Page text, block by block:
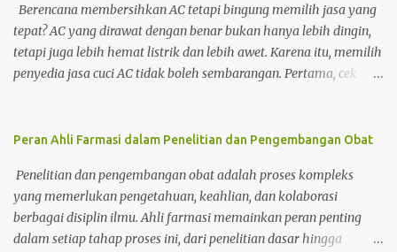
Berencana membersihkan AC tetapi bingung memilih jasa yang
tepat? AC yang dirawat dengan benar bukan hanya lebih dingin,
tetapi juga lebih hemat listrik dan lebih awet. Karena itu, memilih
penyedia jasa cuci AC tidak boleh sembarangan. Pertama, cek
pelanggan yang bisa ditelusuri. Reputasi baik biasanya tercermin
pengalaman teknisi. Teknisi berpengalaman tidak hanya bisa
membongkar dan membersihkan, tetapi juga mampu mendeteksi
gejala awal kerusakan seperti kebocoran freon, kompresor
melemah, atau PCB bermasalah. Jangan ragu menanyakan
Peran Ahli Farmasi dalam Penelitian dan Pengembangan Obat
Penelitian dan pengembangan obat adalah proses kompleks
yang memerlukan pengetahuan, keahlian, dan kolaborasi
berbagai disiplin ilmu. Ahli farmasi memainkan peran penting
dalam setiap tahap proses ini, dari penelitian dasar hingga